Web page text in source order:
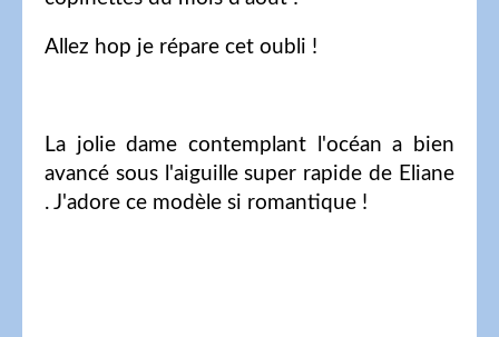
Allez hop je répare cet oubli !
La jolie dame contemplant l'océan a bien
avancé sous l'aiguille super rapide de Eliane
. J'adore ce modèle si romantique !